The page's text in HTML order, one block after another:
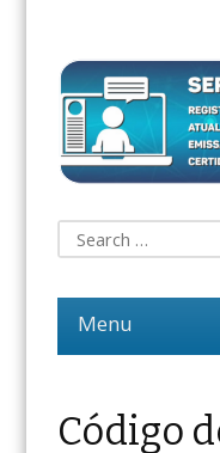
Código